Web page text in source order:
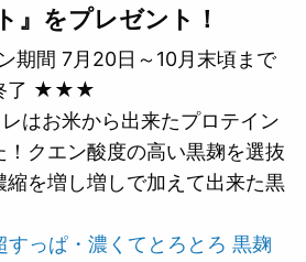
』をプレゼント！
間 7月20日～10月末頃まで
終了 ★★★
はお米から出来たプロテイン
！クエン酸度の高い黒麹を選抜
縮を増し増しで加えて出来た黒
っぱ・濃くてとろとろ 黒麹